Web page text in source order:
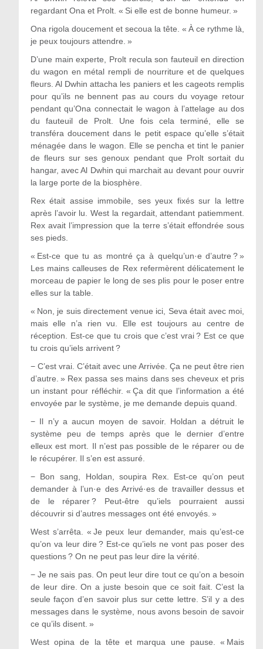
regardant Ona et Prolt. « Si elle est de bonne humeur. »
Ona rigola doucement et secoua la tête. « À ce rythme là,
je peux toujours attendre. »
D’une main experte, Prolt recula son fauteuil en direction
du wagon en métal rempli de nourriture et de quelques
fleurs. Al Dwhin attacha les paniers et les cageots remplis
pour qu’ils ne bennent pas au cours du voyage retour
pendant qu’Ona connectait le wagon à l’attelage au dos
du fauteuil de Prolt. Une fois cela terminé, elle se
transféra doucement dans le petit espace qu’elle s’était
ménagée dans le wagon. Elle se pencha et tint le panier
de fleurs sur ses genoux pendant que Prolt sortait du
hangar, avec Al Dwhin qui marchait au devant pour ouvrir
la large porte de la biosphère.
Rex était assise immobile, ses yeux fixés sur la lettre
après l’avoir lu. West la regardait, attendant patiemment.
Rex avait l’impression que la terre s’était effondrée sous
ses pieds.
« Est-ce que tu as montré ça à quelqu’un·e d’autre ? »
Les mains calleuses de Rex refermèrent délicatement le
morceau de papier le long de ses plis pour le poser entre
elles sur la table.
« Non, je suis directement venue ici, Seva était avec moi,
mais elle n’a rien vu. Elle est toujours au centre de
réception. Est-ce que tu crois que c’est vrai ? Est ce que
tu crois qu’iels arrivent ?
− C’est vrai. C’était avec une Arrivée. Ça ne peut être rien
d’autre. » Rex passa ses mains dans ses cheveux et pris
un instant pour réfléchir. « Ça dit que l’information a été
envoyée par le système, je me demande depuis quand.
− Il n’y a aucun moyen de savoir. Holdan a détruit le
système peu de temps après que le dernier d’entre
elleux est mort. Il n’est pas possible de le réparer ou de
le récupérer. Il s’en est assuré.
− Bon sang, Holdan, soupira Rex. Est-ce qu’on peut
demander à l’un·e des Arrivé·es de travailler dessus et
de le réparer ? Peut-être qu’iels pourraient aussi
découvrir si d’autres messages ont été envoyés. »
West s’arrêta. « Je peux leur demander, mais qu’est-ce
qu’on va leur dire ? Est-ce qu’iels ne vont pas poser des
questions ? On ne peut pas leur dire la vérité.
−Je ne sais pas. On peut leur dire tout ce qu’on a besoin
de leur dire. On a juste besoin que ce soit fait. C’est la
seule façon d’en savoir plus sur cette lettre. S’il y a des
messages dans le système, nous avons besoin de savoir
ce qu’ils disent. »
West opina de la tête et marqua une pause. « Mais